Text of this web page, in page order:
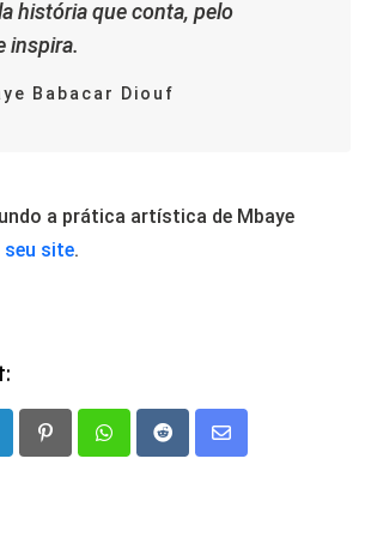
história que conta, pelo
inspira.
Babacar Diouf
a prática artística de Mbaye
seu site.
PinterestWhatsappRedditShare